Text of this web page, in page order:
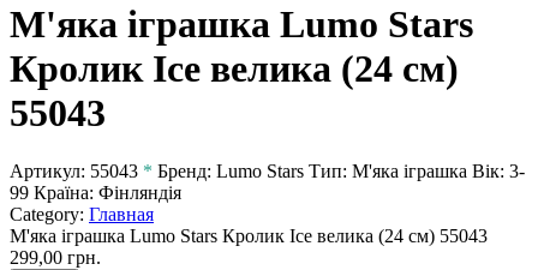
М'яка іграшка Lumo Stars
Кролик Ice велика (24 см)
55043
Артикул: 55043 * Бренд: Lumo Stars Тип: М'яка іграшка Вік: 3-
99 Країна: Фінляндія
Category: Главная
М'яка іграшка Lumo Stars Кролик Ice велика (24 см) 55043
299,00 грн.